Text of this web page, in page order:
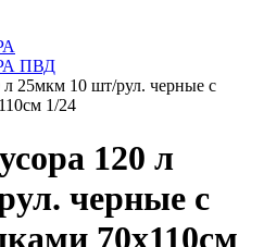
ПВД
25мкм 10 шт/рул. черные с
1/24
120 л
черные с
70х110см